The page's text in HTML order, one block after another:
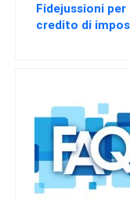
Fidejussioni per
credito di